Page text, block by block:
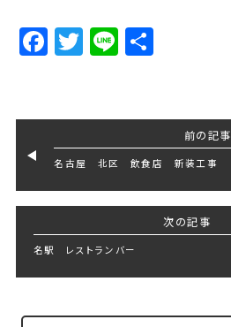
Facebook
Twitter
LineShare
前の記事
名古屋 北区 飲食店 新装工事
次の記事
名駅 レストランバー